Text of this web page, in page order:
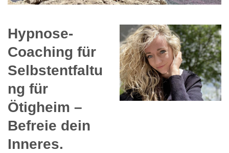
Hypnose-
Coaching für
Selbstentfaltu
ng für
Ötigheim –
Befreie dein
Inneres.